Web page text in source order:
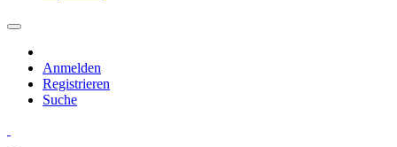
Anmelden
Registrieren
Suche